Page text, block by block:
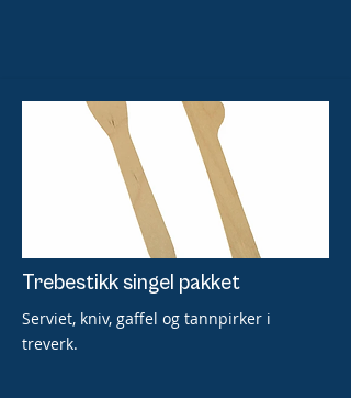
Trebestikk singel pakket
Serviet, kniv, gaffel og tannpirker i
treverk.